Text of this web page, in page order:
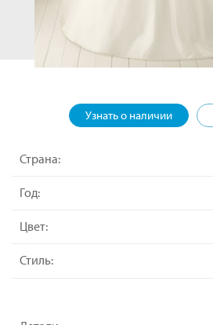
Узнать о наличии
Страна:
Год:
Цвет:
Стиль: